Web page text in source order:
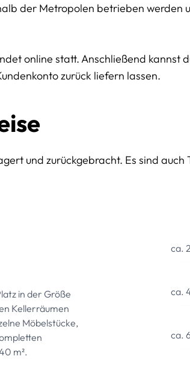
der Metropolen betrieben werden
online statt. Anschließend kannst
zurück liefern lassen.
und zurückgebracht. Es sind
in der Größe
Kellerräumen
Möbelstücke,
m².
ca.
ca.
ca.